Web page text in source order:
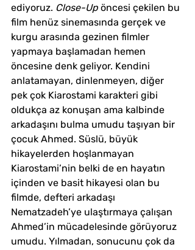
ediyoruz. Close-Up öncesi çekilen bu
film henüz sinemasında gerçek ve
kurgu arasında gezinen filmler
yapmaya başlamadan hemen
öncesine denk geliyor. Kendini
anlatamayan, dinlenmeyen, diğer
pek çok Kiarostami karakteri gibi
oldukça az konuşan ama kalbinde
arkadaşını bulma umudu taşıyan bir
çocuk Ahmed. Süslü, büyük
hikayelerden hoşlanmayan
Kiarostami’nin belki de en hayatın
içinden ve basit hikayesi olan bu
filmde, defteri arkadaşı
Nematzadeh’ye ulaştırmaya çalışan
Ahmed’in mücadelesinde görüyoruz
umudu. Yılmadan, sonucunu çok da